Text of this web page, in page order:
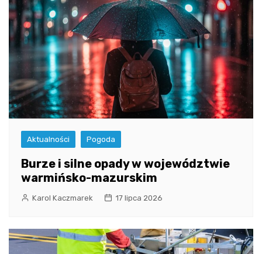
Aktualności Pogoda
Burze i silne opady w województwie
warmińsko-mazurskim
Karol Kaczmarek 17 lipca 2026